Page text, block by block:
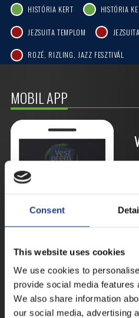
Consent
This website uses cookies
We use cookies to
provide social media features
We also share information
our social media, advertising
HISTÓRIA KERT HISTÓRIA
JEZSUITA TEMPLOM
ROZÉ, RIZLING, JAZZ FESZTIVÁL
MOBIL APP